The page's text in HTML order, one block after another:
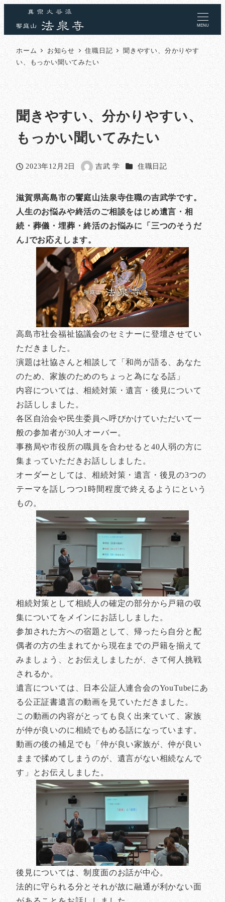
MENU
ホーム お知らせ 住職日記
聞きやすい、分かりやす
い、もっかい聞いてみたい
聞きやすい、分かりやすい、
もっかい聞いてみたい
投稿日
2023年12月2日
著
吉武 学 カテゴリー
住職日記
滋賀県高島市の饗庭山法泉寺住職の吉武学です。
人生のお悩みや終活のご相談をはじめ遺言・相
続・葬儀・埋葬・終活のお悩みに「三つのそうだ
ん｣でお応えします。
高島市社会福祉協議会のセミナーに登壇させてい
ただきました。
演題は社協さんと相談して「和尚が語る、あなた
のため、家族のためのちょっと為になる話」
内容については、相続対策・遺言・後見について
お話ししました。
各区自治会や民生委員へ呼びかけていただいて一
般の参加者が30人オーバー。
事務局や市役所の職員を合わせると40人弱の方に
集まっていただきお話ししました。
オーダーとしては、相続対策・遺言・後見の3つの
テーマを話しつつ1時間程度で終えるようにという
もの。
相続対策として相続人の確定の部分から戸籍の収
集についてをメインにお話ししました。
参加された方への宿題として、帰ったら自分と配
偶者の方の生まれてから現在までの戸籍を揃えて
みましょう、とお伝えしましたが、さて何人挑戦
されるか。
遺言については、日本公証人連合会のYouTubeにあ
る公正証書遺言の動画を見ていただきました。
この動画の内容がとっても良く出来ていて、家族
が仲が良いのに相続でもめる話になっています。
動画の後の補足でも「仲が良い家族が、仲が良い
ままで揉めてしまうのが、遺言がない相続なんで
す」とお伝えしました。
後見については、制度面のお話が中心。
法的に守られる分とそれが故に融通が利かない面